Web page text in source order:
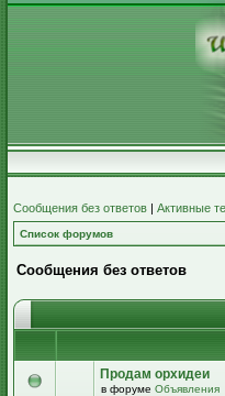
Сообщения без ответов | Активные
Список форумов
Сообщения без ответов
Продам орхидеи
в форуме Объявления